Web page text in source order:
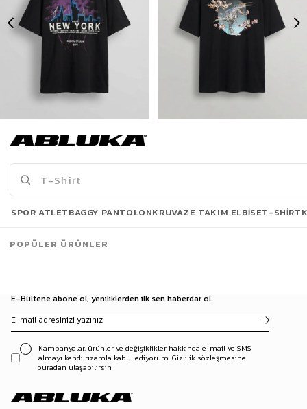
Erkek New York Baskılı Oversize T-Shirt Siyah
Son Bakılanlar
E-Bültene abone ol, yeniliklerden ilk sen haberdar ol.
Kampanyalar, ürünler ve değişiklikler hakkında e-mail ve SMS
almayı kendi rızamla kabul ediyorum. Gizlilik sözleşmesine
buradan ulaşabilirsin
SPOR ATLETBAGGY PANTOLONKRUVAZE TAKIM ELBISET-SHIRT
POPÜLER ÜRÜNLER